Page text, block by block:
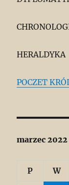
HERALDYKA
POCZET
marzec 2022
P W